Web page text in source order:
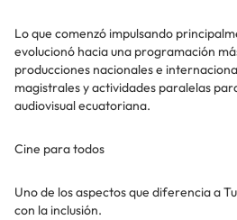
Lo que comenzó impulsando
evolucionó hacia una programación
producciones nacionales e
magistrales y actividades paralelas
audiovisual ecuatoriana.
Cine para todos
Uno de los aspectos que diferencia a
con la inclusión.